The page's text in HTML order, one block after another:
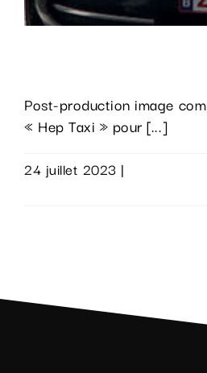
Post-production image
« Hep Taxi » pour [...]
24 juillet 2023 |